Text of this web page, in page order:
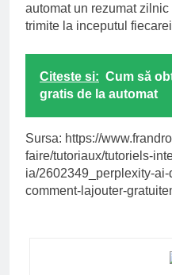
automat un rezumat
trimite la inceputul
Citeste si: Cum să
gratis de la automat
Sursa: https://
faire/tutoriaux/tutoriels-
ia/2602349_perplexity-
comment-lajouter-